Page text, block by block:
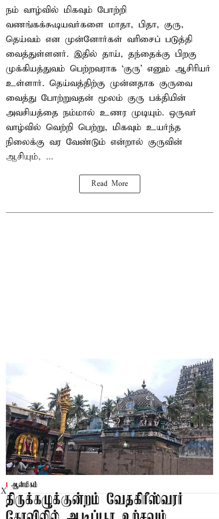
நம் வாழ்வில் மிகவும் போற்றி
வணங்கக்கூடியவர்களை மாதா, பிதா, குரு,
தெய்வம் என முன்னோர்கள் வரிசைப் படுத்தி
வைத்துள்ளனர். இதில் தாய், தந்தைக்கு பிறகு
முக்கியத்துவம் பெற்றவராக ‘குரு’ எனும் ஆசிரியர்
உள்ளார். தெய்வத்திற்கு முன்னதாக குருவை
வைத்து போற்றுவதன் மூலம் குரு பக்தியின்
அவசியத்தை நம்மால் உணர முடியும். ஒருவர்
வாழ்வில் வெற்றி பெற்று, மிகவும் உயர்ந்த
நிலைக்கு வர வேண்டும் என்றால் குருவின்
ஆசியும், ...
Read More
ஆன்மிகம்
திருக்கழுக்குன்றம் வேதகிரீஸ்வரர்
X